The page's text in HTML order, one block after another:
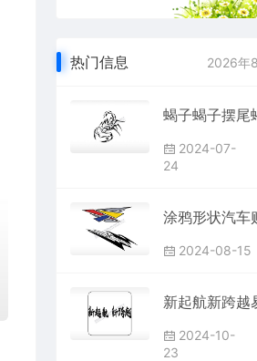
热门信息 2026年
2024-07-
24
2024-08-15
2024-10-
23